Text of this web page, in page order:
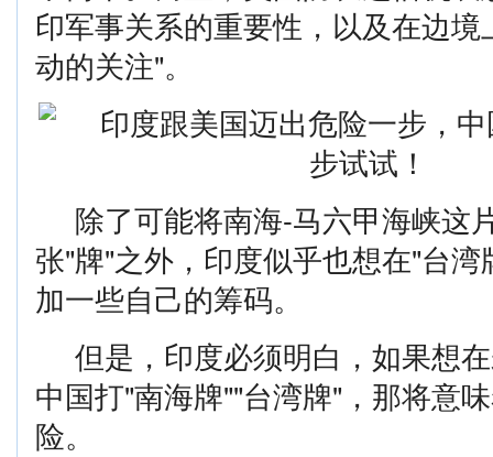
印军事关系的重要性，以及在边
动的关注"。
除了可能将南海-马六甲海峡这
张"牌"之外，印度似乎也想在"台
加一些自己的筹码。
但是，印度必须明白，如果想
中国打"南海牌""台湾牌"，那将意
险。